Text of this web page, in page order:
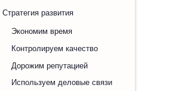
Стратегия развития
Экономим время
Контролируем качество
Дорожим репутацией
Используем деловые связи